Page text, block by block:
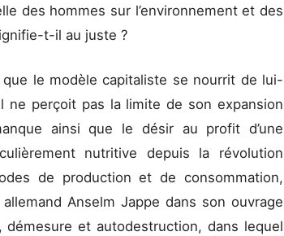
des hommes sur l’environnement et des
t-il au juste ?
le modèle capitaliste se nourrit de lui-
ne perçoit pas la limite de son expansion
ainsi que le désir au profit d’une
nutritive depuis la révolution
de production et de consommation,
Anselm Jappe dans son ouvrage
démesure et autodestruction, dans lequel